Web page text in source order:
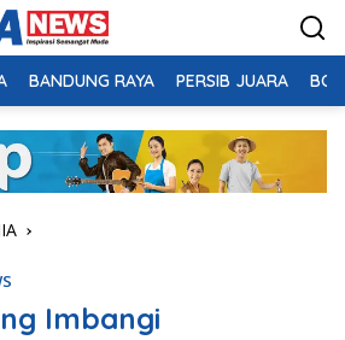
BANDUNG RAYA PERSIB JUARA
Imbangi